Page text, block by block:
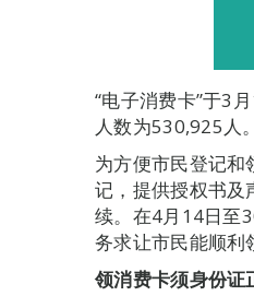
“电子消费卡”于3
人数为530,925人。
为方便市民登记和
记，提供授权书及
续。在4月14日至
务求让市民能顺利
领消费卡须身份证